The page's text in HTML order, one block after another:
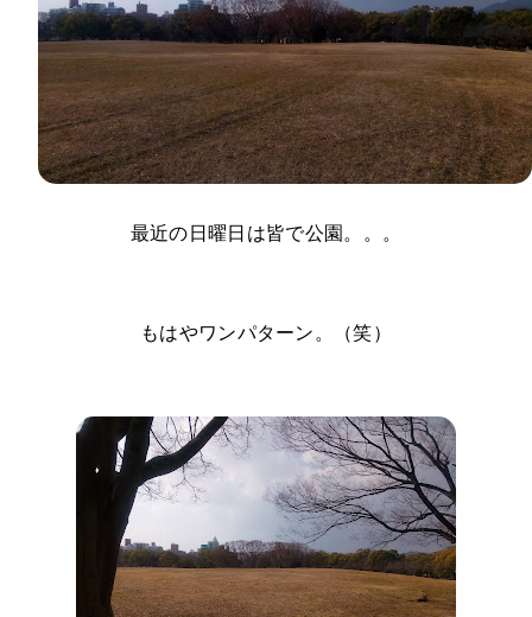
最近の日曜日は皆で公園。。。
もはやワンパターン。（笑）